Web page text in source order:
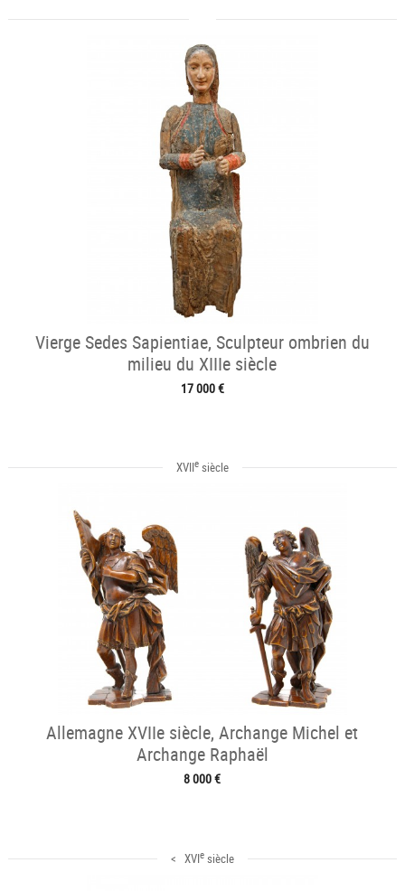
Vierge Sedes Sapientiae, Sculpteur ombrien du
milieu du XIIIe siècle
17 000 €
XVIIesiècle
Allemagne XVIIe siècle, Archange Michel et
Archange Raphaël
8 000 €
< XVIesiècle